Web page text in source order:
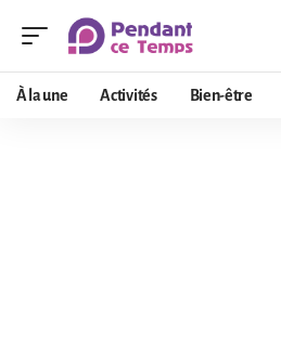
À la une Activités Bien-être